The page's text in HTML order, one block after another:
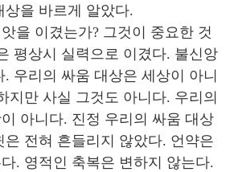
을 바르게 알았다.
을 이겼는가? 그것이 중요한 것
평상시 실력으로 이겼다. 불신앙
우리의 싸움 대상은 세상이 아니
지만 사실 그것도 아니다. 우리의
아니다. 진정 우리의 싸움 대상
은 전혀 흔들리지 않았다. 언약은
. 영적인 축복은 변하지 않는다.